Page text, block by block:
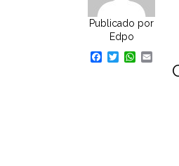
Publicado por
Edpo
Facebook
Twitter